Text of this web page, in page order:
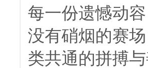
每一份遗憾动
没有硝烟的赛
类共通的拼搏